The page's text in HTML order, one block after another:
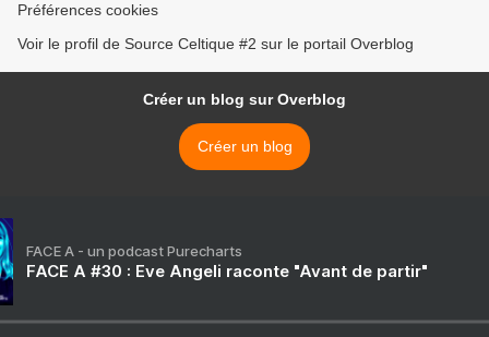
Préférences cookies
Voir le profil de Source Celtique #2 sur le portail Overblog
Créer un blog sur Overblog
Créer un blog
FACE A - un podcast Purecharts
FACE A #30 : Eve Angeli raconte "Avant de partir"